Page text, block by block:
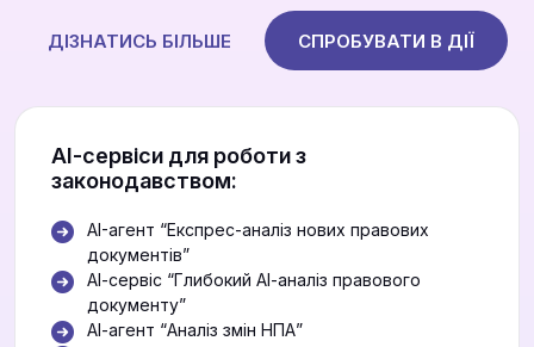
ДІЗНАТИСЬ БІЛЬШЕ СПРОБУВАТИ В ДІЇ
АІ-сервіси для роботи з
законодавством:
AI-агент “Експрес-аналіз нових правових
документів”
АІ-сервіс “Глибокий АІ-аналіз правового
документу”
АІ-агент “Аналіз змін НПА”